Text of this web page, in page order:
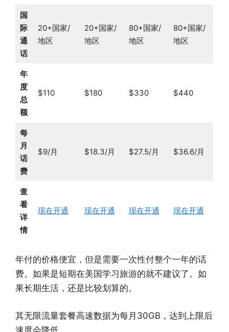
国
际
通
话
20+国家/
地区
20+国家/
地区
80+国家/
地区
80+国家/
地区
年
度
总
额
$110 $180 $330 $440
每
月
话
费
$9/月 $18.3/月 $27.5/月 $36.6/月
查
看
详
情
现在开通 现在开通 现在开通 现在开通
年付的价格便宜，但是需要一次性付整个一年的话
费。如果是短期在美国学习旅游的就不建议了。如
果长期生活，还是比较划算的。
其无限流量套餐高速数据为每月30GB，达到上限后
速度会降低。